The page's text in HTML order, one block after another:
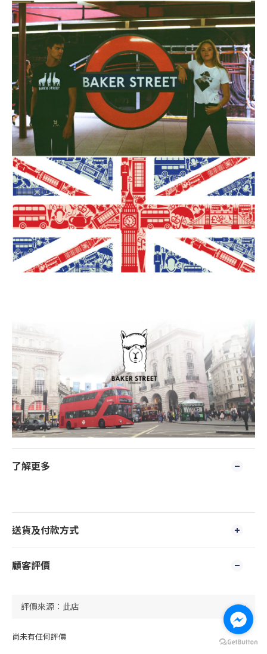
了解更多
送貨及付款方式
顧客評價
尚未有任何評價 立即購買